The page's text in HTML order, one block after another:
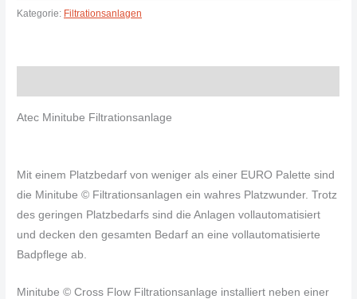
Kategorie: Filtrationsanlagen
Atec Minitube Filtrationsanlage
Mit einem Platzbedarf von weniger als einer EURO Palette sind
die Minitube © Filtrationsanlagen ein wahres Platzwunder. Trotz
des geringen Platzbedarfs sind die Anlagen vollautomatisiert
und decken den gesamten Bedarf an eine vollautomatisierte
Badpflege ab.
Minitube © Cross Flow Filtrationsanlage installiert neben einer